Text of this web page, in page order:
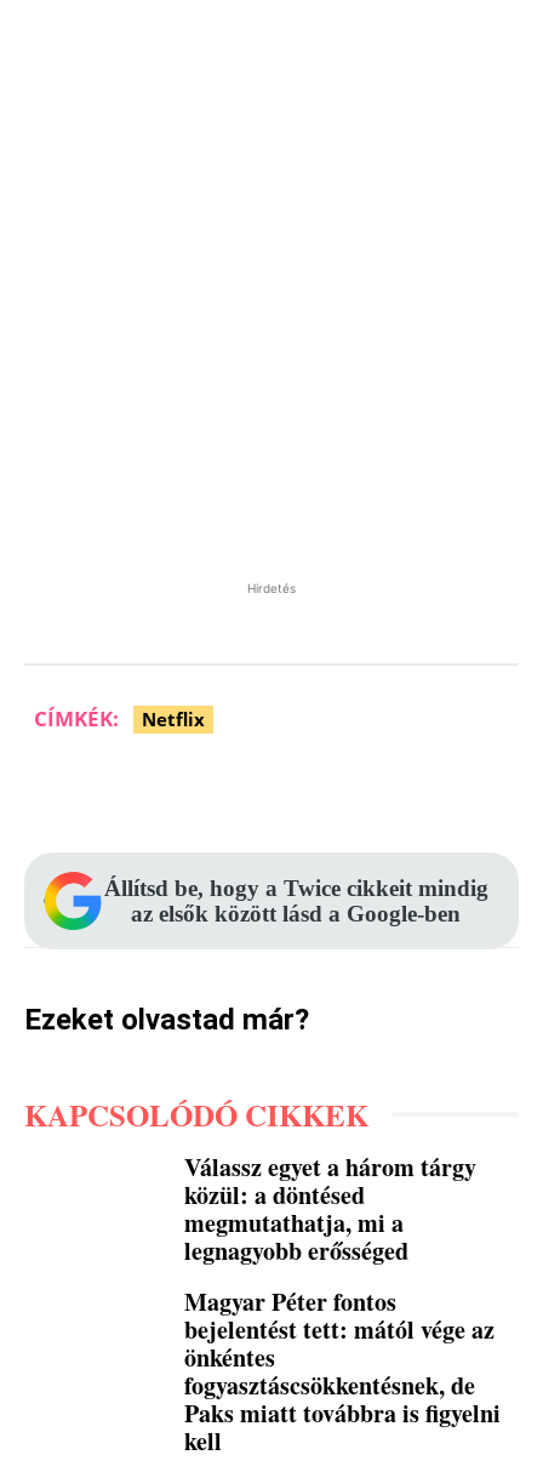
Hirdetés
CÍMKÉK: Netflix
Állítsd be, hogy a Twice cikkeit mindig
az elsők között lásd a Google-ben
Ezeket olvastad már?
KAPCSOLÓDÓ CIKKEK
Válassz egyet a három tárgy
közül: a döntésed
megmutathatja, mi a
legnagyobb erősséged
Magyar Péter fontos
bejelentést tett: mától vége az
önkéntes
fogyasztáscsökkentésnek, de
Paks miatt továbbra is figyelni
kell